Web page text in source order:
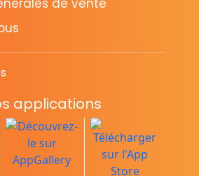
de vente
applications